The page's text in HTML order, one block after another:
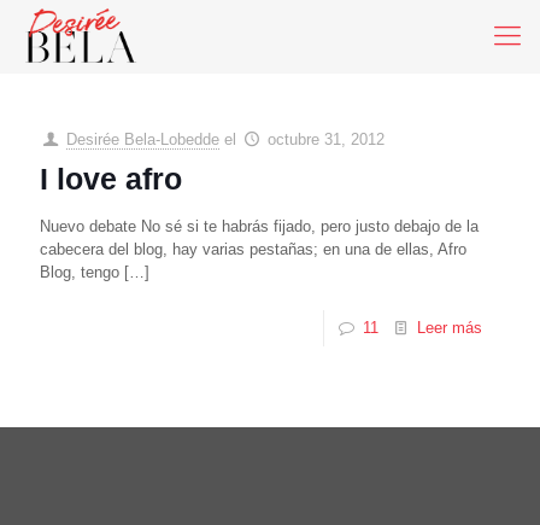
Desirée Bela-Lobedde el octubre 31, 2012
I love afro
Nuevo debate No sé si te habrás fijado, pero justo debajo de la
cabecera del blog, hay varias pestañas; en una de ellas, Afro
Blog, tengo […]
11 Leer más